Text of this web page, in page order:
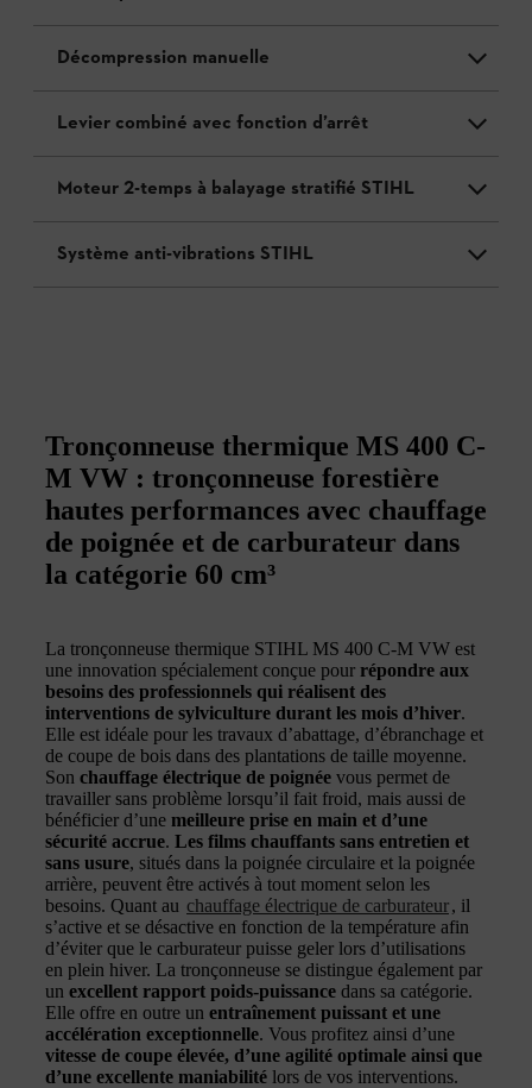
Décompression manuelle
Levier combiné avec fonction d’arrêt
Moteur 2-temps à balayage stratifié STIHL
Système anti-vibrations STIHL
Tronçonneuse thermique MS 400 C-
M VW : tronçonneuse forestière
hautes performances avec chauffage
de poignée et de carburateur dans
la catégorie 60 cm³
La tronçonneuse thermique STIHL MS 400 C-M VW est
une innovation spécialement conçue pour répondre aux
besoins des professionnels qui réalisent des
interventions de sylviculture durant les mois d’hiver.
Elle est idéale pour les travaux d’abattage, d’ébranchage et
de coupe de bois dans des plantations de taille moyenne.
Son chauffage électrique de poignée vous permet de
travailler sans problème lorsqu’il fait froid, mais aussi de
bénéficier d’une meilleure prise en main et d’une
sécurité accrue. Les films chauffants sans entretien et
sans usure, situés dans la poignée circulaire et la poignée
arrière, peuvent être activés à tout moment selon les
besoins. Quant au chauffage électrique de carburateur, il
s’active et se désactive en fonction de la température afin
d’éviter que le carburateur puisse geler lors d’utilisations
en plein hiver. La tronçonneuse se distingue également par
un excellent rapport poids-puissance dans sa catégorie.
Elle offre en outre un entraînement puissant et une
accélération exceptionnelle. Vous profitez ainsi d’une
vitesse de coupe élevée, d’une agilité optimale ainsi que
d’une excellente maniabilité lors de vos interventions.